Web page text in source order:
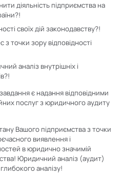
діяльність підприємства на
своїх дій законодавству?!
точки зору відповідності
аналіз внутрішніх і
є надання відповідними
послуг з юридичного аудиту
Вашого підприємства з точки
виявлення і
в юридично значимій
Юридичний аналіз (аудит)
аналізу!